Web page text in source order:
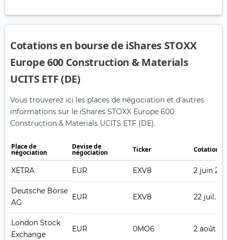
Cotations en bourse de iShares STOXX
Europe 600 Construction & Materials
UCITS ETF (DE)
Vous trouverez ici les places de négociation et d'autres
informations sur le iShares STOXX Europe 600
Construction & Materials UCITS ETF (DE).
Place de
négociation
Devise de
négociation Ticker Cotation
XETRA EUR EXV8 2 juin
Deutsche Börse
AG
EUR EXV8 22 juil.
London Stock
Exchange
EUR 0MO6 2 août